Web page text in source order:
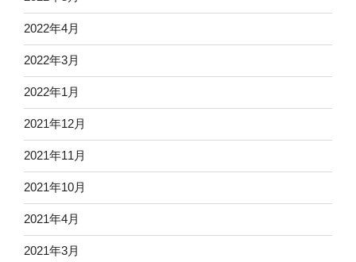
2022年4月
2022年3月
2022年1月
2021年12月
2021年11月
2021年10月
2021年4月
2021年3月